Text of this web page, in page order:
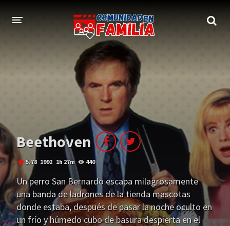
Beethoven
5.78 1992 1h 27m 440
Un perro San Bernardo escapa milagrosamente
una banda de ladrones de la tienda mascotas
donde estaba, después de pasar la noche oculto en
un frío y húmedo cubo de basura despierta en el